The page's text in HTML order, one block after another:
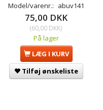
Model/varenr.: abuv141
75,00 DKK
(60,00 DKK)
På lager
LÆG I KURV
Tilføj ønskeliste